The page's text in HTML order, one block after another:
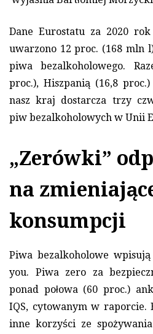
Dane Eurostatu za 2020
uwarzono 12 proc. (168 mln
piwa bezalkoholowego.
proc.), Hiszpanią (16,8
nasz kraj dostarcza trzy
piw bezalkoholowych w Unii
„Zerówki”
na
konsumpcji
Piwa bezalkoholowe
you. Piwa zero za
ponad połowa (60 proc.)
IQS, cytowanym w raporcie.
inne korzyści ze